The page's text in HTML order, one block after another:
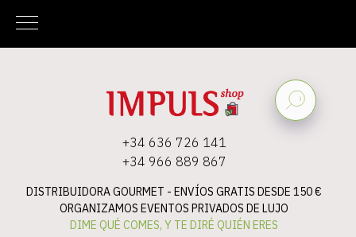
+34 636 726 141
+34 966 889 867
DISTRIBUIDORA GOURMET - ENVÍOS GRATIS DESDE 150 €
ORGANIZAMOS EVENTOS PRIVADOS DE LUJO
DIME QUÉ COMES, Y TE DIRÉ QUIÉN ERES